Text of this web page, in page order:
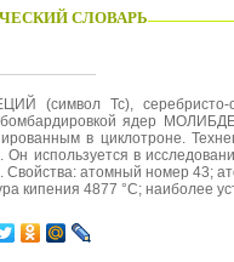
СЛОВАРЬ
(символ Тс),
бомбардировкой ядер
в циклотроне.
Он используется в
Свойства: атомный номер 43;
кипения 4877 °С; наиболее